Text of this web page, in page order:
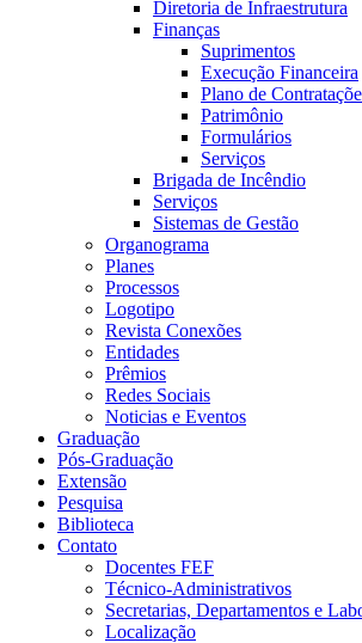
Diretoria de Infraestrutura
Finanças
Suprimentos
Execução Financeira
Plano de
Patrimônio
Formulários
Serviços
Brigada de Incêndio
Serviços
Sistemas de Gestão
Organograma
Planes
Processos
Logotipo
Revista Conexões
Entidades
Prêmios
Redes Sociais
Noticias e Eventos
Graduação
Pós-Graduação
Extensão
Pesquisa
Biblioteca
Contato
Docentes FEF
Técnico-Administrativos
Secretarias, Departamentos e
Localização